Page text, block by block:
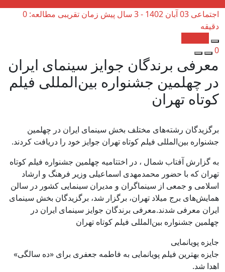
اجتماعی 03 آبان 1402 - 3 سال پیش
زمان تقریبی مطالعه: 0
دقیقه
0
معرفی برندگان جوایز سینمای ایران
در چهلمین جشنواره بین‌المللی فیلم
کوتاه تهران
برگزیدگان رشته‌های مختلف بخش سینمای ایران در چهلمین
جشنواره بین‌المللی فیلم کوتاه تهران جوایز خود را دریافت کردند.
به گزارش آفتاب شمال ، در اختتامیه چهلمین جشنواره فیلم کوتاه
تهران که با حضور محمدمهدی اسماعیلی وزیر فرهنگ و ارشاد
اسلامی و جمعی از سینماگران و مدیران سینمایی کشور در سالن
همایش‌های برج میلاد تهران، برگزار شد، برگزیدگان بخش سینمای
ایران معرفی شدند.معرفی برندگان جوایز سینمای ایران در
چهلمین جشنواره بین‌المللی فیلم کوتاه تهران
جایزه پویانمایی
جایزه بهترین فیلم پویانمایی به فاطمه جعفری برای «ده سالگی»
اهدا شد.